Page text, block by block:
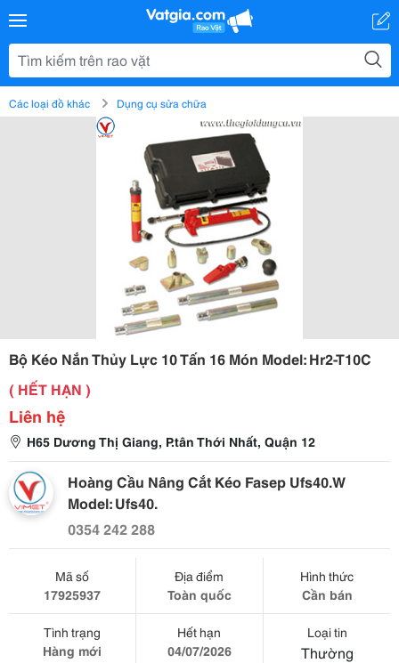
Các loại đồ khác Dụng cụ sửa chữa
Bộ Kéo Nắn Thủy Lực 10 Tấn 16 Món Model: Hr2-T10C
( HẾT HẠN )
Liên hệ
H65 Dương Thị Giang, P.tân Thới Nhất, Quận 12
Hoàng Cầu Nâng Cắt Kéo Fasep Ufs40.W
Model: Ufs40.
0354 242 288
Mã số
17925937
Địa điểm
Toàn quốc
Hình thức
Cần bán
Tình trạng
Hàng mới
Hết hạn
04/07/2026
Loại tin
Thường